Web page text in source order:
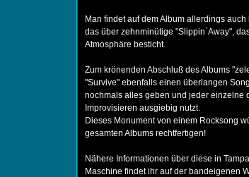
Man findet auf dem Album allerdings
das über zehnminütige "Slippin`Away",
Atmosphäre besticht.
Zum krönenden Abschluß des Albums
"Survive" ebenfalls einen überlangen
nochmals alles geben und jeder einzelne
Improvisieren ausgiebig nutzt.
Dieses Monument von einem Rocksong
gesamten Albums rechtfertigen!
Nähere Informationen über diese in
Maschine findet ihr auf der bandeigenen